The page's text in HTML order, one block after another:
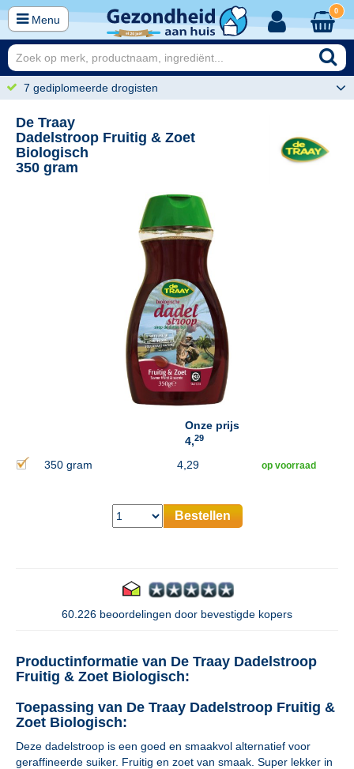
Menu
0
7 gediplomeerde drogisten
De Traay
Dadelstroop Fruitig & Zoet
Biologisch
350 gram
Onze prijs
4,29
350 gram 4,29 op voorraad
Bestellen
60.226 beoordelingen door bevestigde kopers
Productinformatie van De Traay Dadelstroop
Fruitig & Zoet Biologisch:
Toepassing van De Traay Dadelstroop Fruitig &
Zoet Biologisch:
Deze dadelstroop is een goed en smaakvol alternatief voor
geraffineerde suiker. Fruitig en zoet van smaak. Super lekker in